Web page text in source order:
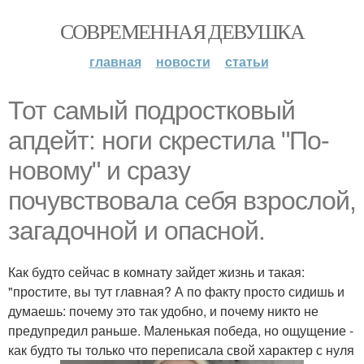
СОВРЕМЕННАЯ ДЕВУШКА
главная новости статьи
Тот самый подростковый
апдейт: ноги скрестила "По-
новому" и сразу
почувствовала себя взрослой,
загадочной и опасной.
Как будто сейчас в комнату зайдет жизнь и такая:
"простите, вы тут главная? А по факту просто сидишь и
думаешь: почему это так удобно, и почему никто не
предупредил раньше. Маленькая победа, но ощущение -
как будто ты только что переписала свой характер с нуля